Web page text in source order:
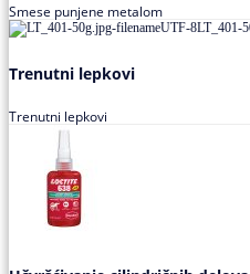
Smese punjene metalom
Trenutni lepkovi
Trenutni lepkovi